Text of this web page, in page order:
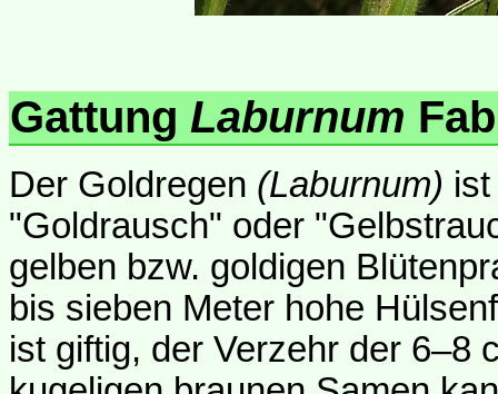
Gattung Laburnum
Der Goldregen (Laburnum)
"Goldrausch" oder
gelben bzw. goldigen
bis sieben Meter hohe
ist giftig, der Verzehr der 6–8